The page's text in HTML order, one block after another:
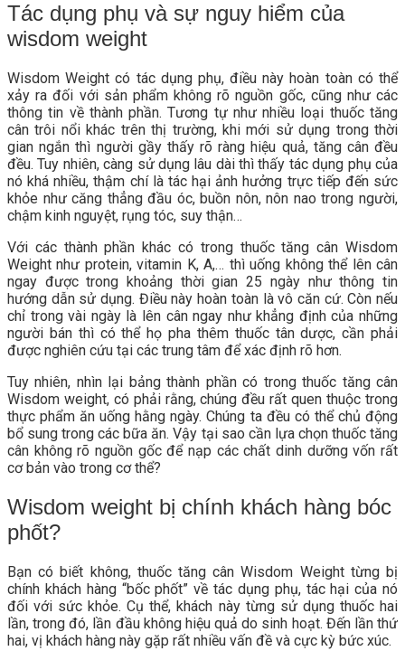
Tác dụng phụ và sự nguy hiểm của
wisdom weight
Wisdom Weight có tác dụng phụ, điều này hoàn toàn có thể
xảy ra đối với sản phẩm không rõ nguồn gốc, cũng như các
thông tin về thành phần. Tương tự như nhiều loại thuốc tăng
cân trôi nổi khác trên thị trường, khi mới sử dụng trong thời
gian ngắn thì người gầy thấy rõ ràng hiệu quả, tăng cân đều
đều. Tuy nhiên, càng sử dụng lâu dài thì thấy tác dụng phụ của
nó khá nhiều, thậm chí là tác hại ảnh hưởng trực tiếp đến sức
khỏe như căng thẳng đầu óc, buồn nôn, nôn nao trong người,
chậm kinh nguyệt, rụng tóc, suy thận…
Với các thành phần khác có trong thuốc tăng cân Wisdom
Weight như protein, vitamin K, A,… thì uống không thể lên cân
ngay được trong khoảng thời gian 25 ngày như thông tin
hướng dẫn sử dụng. Điều này hoàn toàn là vô căn cứ. Còn nếu
chỉ trong vài ngày là lên cân ngay như khẳng định của những
người bán thì có thể họ pha thêm thuốc tân dược, cần phải
được nghiên cứu tại các trung tâm để xác định rõ hơn.
Tuy nhiên, nhìn lại bảng thành phần có trong thuốc tăng cân
Wisdom weight, có phải rằng, chúng đều rất quen thuộc trong
thực phẩm ăn uống hằng ngày. Chúng ta đều có thể chủ động
bổ sung trong các bữa ăn. Vậy tại sao cần lựa chọn thuốc tăng
cân không rõ nguồn gốc để nạp các chất dinh dưỡng vốn rất
cơ bản vào trong cơ thể?
Wisdom weight bị chính khách hàng bóc
phốt?
Bạn có biết không, thuốc tăng cân Wisdom Weight từng bị
chính khách hàng “bốc phốt” về tác dụng phụ, tác hại của nó
đối với sức khỏe. Cụ thể, khách này từng sử dụng thuốc hai
lần, trong đó, lần đầu không hiệu quả do sinh hoạt. Đến lần thứ
hai, vị khách hàng này gặp rất nhiều vấn đề và cực kỳ bức xúc.